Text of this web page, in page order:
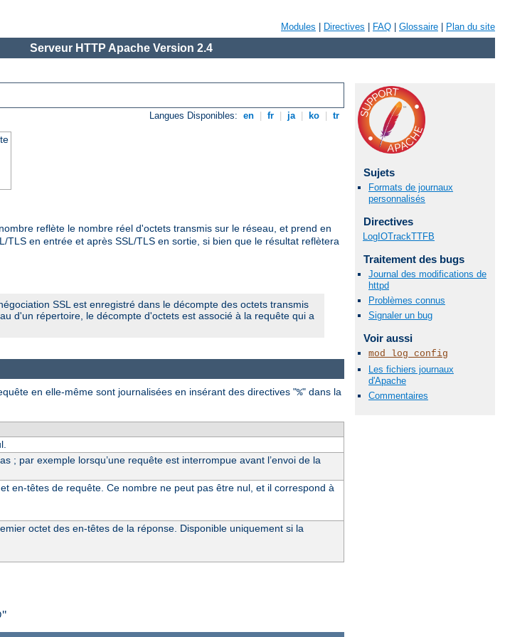
Modules Directives FAQ Glossaire Plan du site
Serveur HTTP Apache Version 2.4
Langues Disponibles: en fr ja ko tr
reflète le nombre réel d'octets transmis sur le réseau, et prend en
en entrée et après SSL/TLS en sortie, si bien que le résultat reflètera
SSL est enregistré dans le décompte des octets transmis
d'un répertoire, le décompte d'octets est associé à la requête qui a
Sujets
Formats de journaux
personnalisés
Directives
LogIOTrackTTFB
Traitement des bugs
Journal des modifications de
httpd
Problèmes connus
Signaler un bug
Voir aussi
mod_log_config
Les fichiers journaux
d'Apache
Commentaires
en elle-même sont journalisées en insérant des directives "%" dans la
; par exemple lorsqu’une requête est interrompue avant l’envoi de la
en-têtes de requête. Ce nombre ne peut pas être nul, et il correspond à
octet des en-têtes de la réponse. Disponible uniquement si la